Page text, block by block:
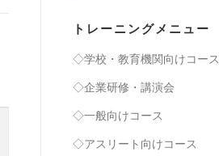
トレーニングメニュー
◇学校・教育機関向けコース
◇企業研修・講演会
◇一般向けコース
◇アスリート向けコース